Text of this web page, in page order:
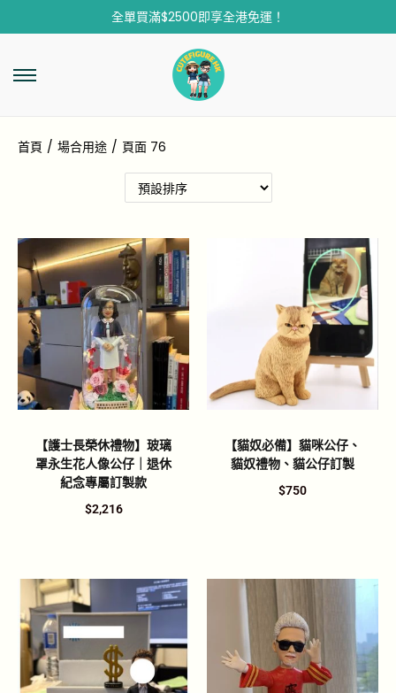
全單買滿$2500即享全港免運！
首頁 / 場合用途 / 頁面 76
【護士長榮休禮物】玻璃
罩永生花人像公仔｜退休
紀念專屬訂製款
$2,216
【貓奴必備】貓咪公仔、
貓奴禮物、貓公仔訂製
$750